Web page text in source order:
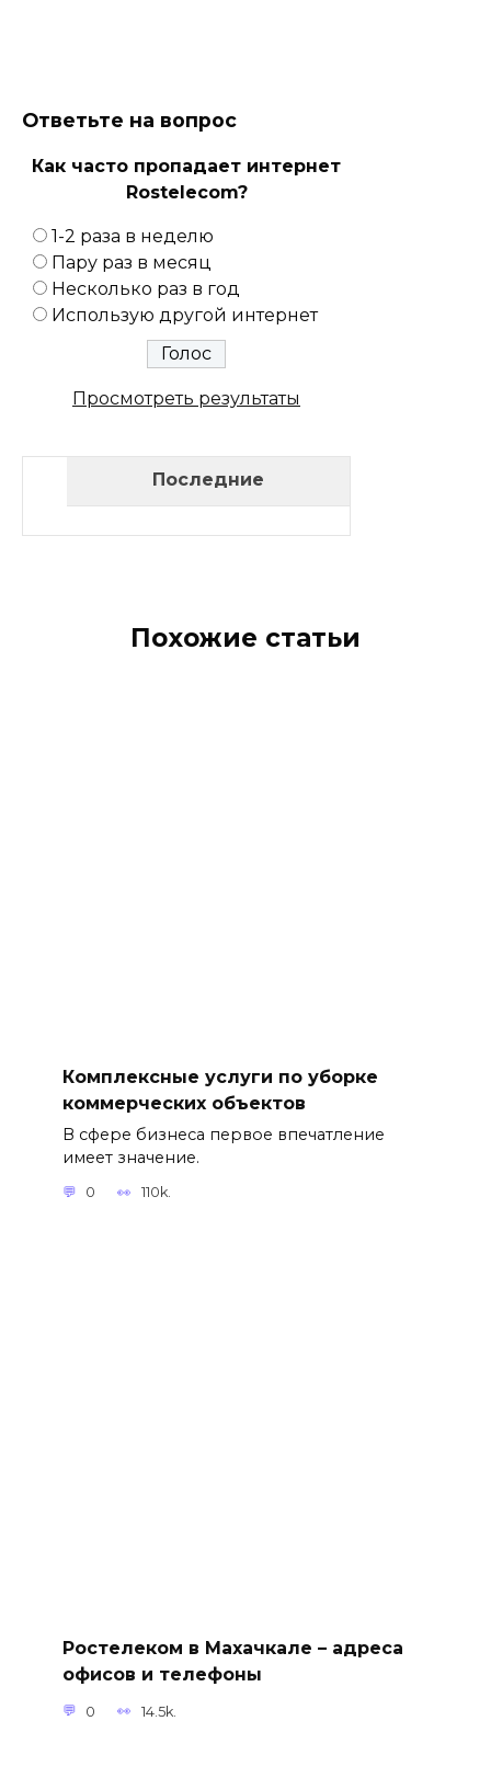
Ответьте на вопрос
Как часто пропадает интернет
Rostelecom?
1-2 раза в неделю
Пару раз в месяц
Несколько раз в год
Использую другой интернет
Просмотреть результаты
Последние
Похожие статьи
Комплексные услуги по уборке
коммерческих объектов
В сфере бизнеса первое впечатление
имеет значение.
0 110k.
Ростелеком в Махачкале – адреса
офисов и телефоны
0 14.5k.